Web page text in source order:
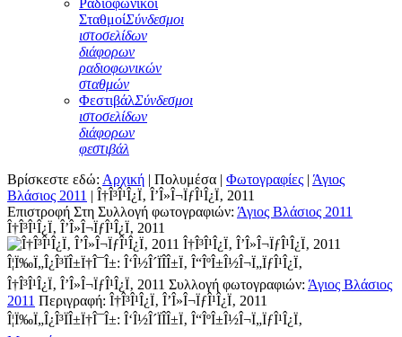
Ραδιοφωνικοί
ΣταθμοίΣύνδεσμοι
ιστοσελίδων
διάφορων
ραδιοφωνικών
σταθμών
ΦεστιβάλΣύνδεσμοι
ιστοσελίδων
διάφορων
φεστιβάλ
Βρίσκεστε εδώ: Αρχική | Πολυμέσα | Φωτογραφίες | Άγιος
Βλάσιος 2011 | Î†Î³Î¹Î¿Ï‚ Î’Î»Î¬ÏƒÎ¹Î¿Ï‚ 2011
Επιστροφή Στη Συλλογή φωτογραφιών: Άγιος Βλάσιος 2011
Î†Î³Î¹Î¿Ï‚ Î’Î»Î¬ÏƒÎ¹Î¿Ï‚ 2011
Î†Î³Î¹Î¿Ï‚ Î’Î»Î¬ÏƒÎ¹Î¿Ï‚ 2011
Î¦Ï‰Ï„Î¿Î³ÏÎ±Ï†Î¯Î±: Î‘Î½Î´ÏÎ­Î±Ï‚ Î“ÎºÎ±Î½Î¬Ï„ÏƒÎ¹Î¿Ï‚
Î†Î³Î¹Î¿Ï‚ Î’Î»Î¬ÏƒÎ¹Î¿Ï‚ 2011 Συλλογή φωτογραφιών: Άγιος Βλάσιος
2011 Περιγραφή: Î†Î³Î¹Î¿Ï‚ Î’Î»Î¬ÏƒÎ¹Î¿Ï‚ 2011
Î¦Ï‰Ï„Î¿Î³ÏÎ±Ï†Î¯Î±: Î‘Î½Î´ÏÎ­Î±Ï‚ Î“ÎºÎ±Î½Î¬Ï„ÏƒÎ¹Î¿Ï‚